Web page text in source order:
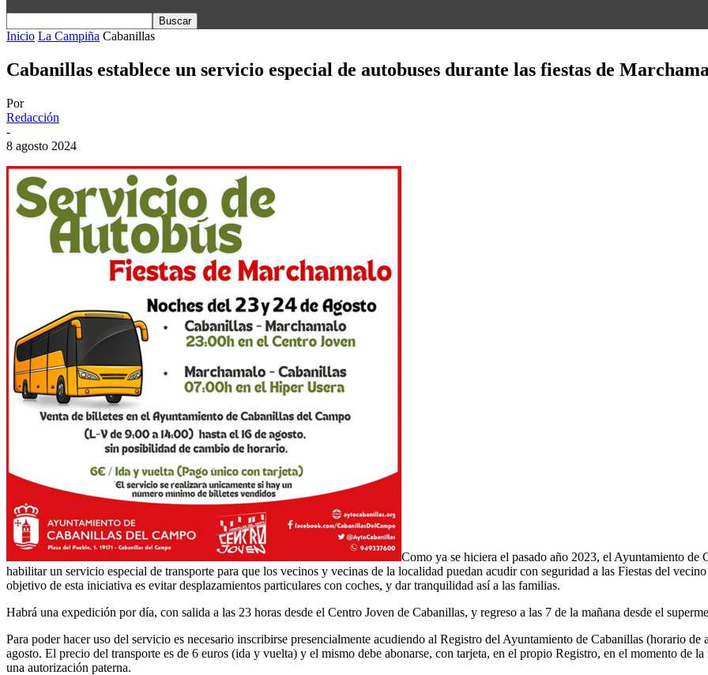
Inicio La Campiña Cabanillas
Cabanillas establece un servicio especial de autobuses durante las fiestas de
Por
Redacción
-
8 agosto 2024
Como ya se hiciera el pasado año 2023, el Ayuntamiento
habilitar un servicio especial de transporte para que los vecinos y vecinas de la localidad puedan acudir con seguridad a las Fiestas del
objetivo de esta iniciativa es evitar desplazamientos particulares con coches, y dar tranquilidad así a las familias.
Habrá una expedición por día, con salida a las 23 horas desde el Centro Joven de Cabanillas, y regreso a las 7 de la mañana desde el
Para poder hacer uso del servicio es necesario inscribirse presencialmente acudiendo al Registro del Ayuntamiento de Cabanillas (horario
agosto. El precio del transporte es de 6 euros (ida y vuelta) y el mismo debe abonarse, con tarjeta, en el propio Registro, en el momento de
una autorización paterna.